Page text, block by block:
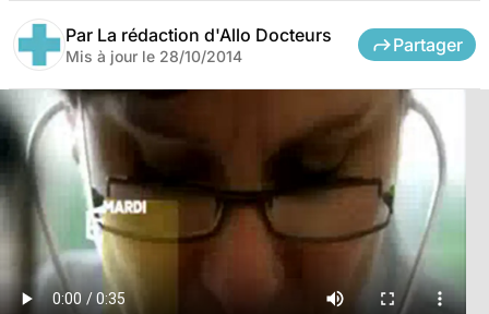
Par La rédaction d'Allo Docteurs
Mis à jour le 28/10/2014
Partager